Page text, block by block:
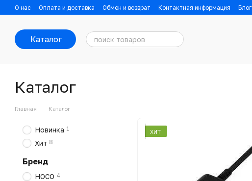
Перейти к основному контенту
О нас Оплата и доставка Обмен и возврат Контактная информация Блог
Каталог
Каталог
Главная Каталог
ХИТ
Новинка 1
Хит 8
Бренд
HOCO 4